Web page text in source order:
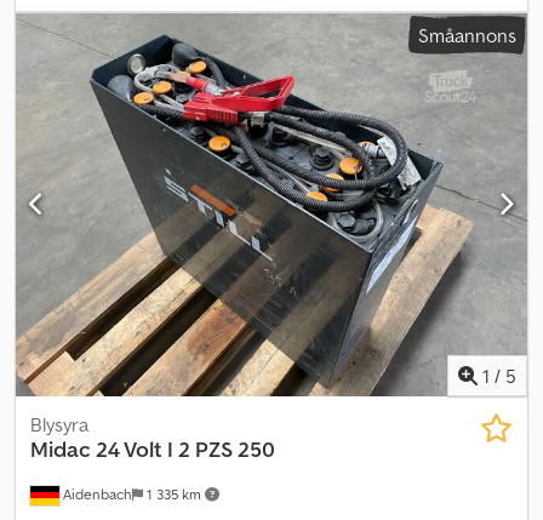
Afnek
Småannons
1 / 5
Aidenbach 1 335 km
Blysyra
Midac 24 Volt I 2 PZS 250